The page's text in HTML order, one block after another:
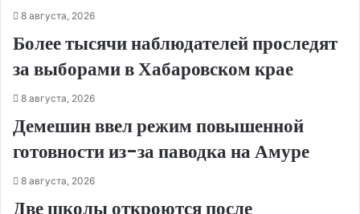
8 августа, 2026
Более тысячи наблюдателей проследят
за выборами в Хабаровском крае
8 августа, 2026
Демешин ввел режим повышенной
готовности из-за паводка на Амуре
8 августа, 2026
Две школы откроются после